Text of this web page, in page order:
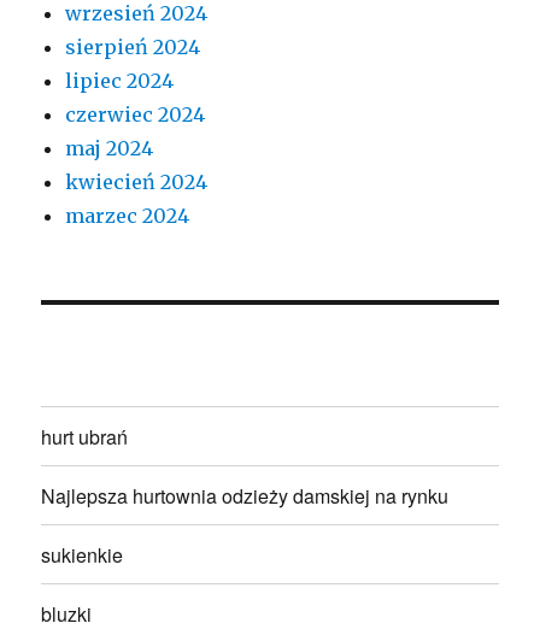
wrzesień 2024
sierpień 2024
lipiec 2024
czerwiec 2024
maj 2024
kwiecień 2024
marzec 2024
hurt ubrań
Najlepsza hurtownia odzieży damskiej na rynku
sukienkie
bluzki